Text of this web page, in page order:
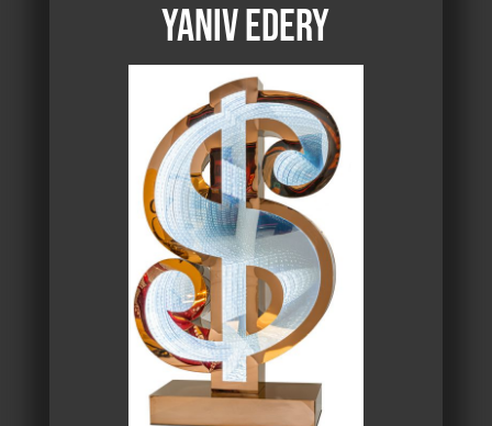
Yaniv Edery